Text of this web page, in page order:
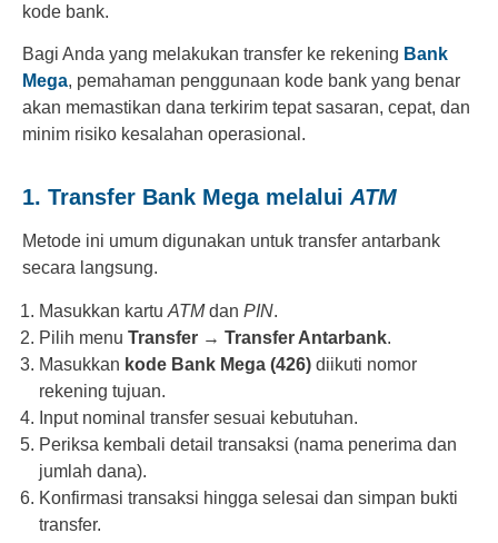
kode bank.
Bagi Anda yang melakukan transfer ke rekening Bank
Mega, pemahaman penggunaan kode bank yang benar
akan memastikan dana terkirim tepat sasaran, cepat, dan
minim risiko kesalahan operasional.
1. Transfer Bank Mega melalui ATM
Metode ini umum digunakan untuk transfer antarbank
secara langsung.
Masukkan kartu ATMdan PIN.
Pilih menu Transfer → Transfer Antarbank.
Masukkan kode Bank Mega (426) diikuti nomor
rekening tujuan.
Input nominal transfer sesuai kebutuhan.
Periksa kembali detail transaksi (nama penerima dan
jumlah dana).
Konfirmasi transaksi hingga selesai dan simpan bukti
transfer.